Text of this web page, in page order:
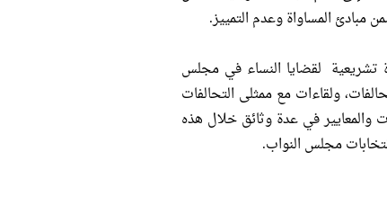
مبادئ المساواة وعدم التمييز.
لقضايا النساء في مجلس
ولقاءات مع ممثلى التحالفات
والمعايير في عدة وثائق خلال هذه
مجلس النواب.